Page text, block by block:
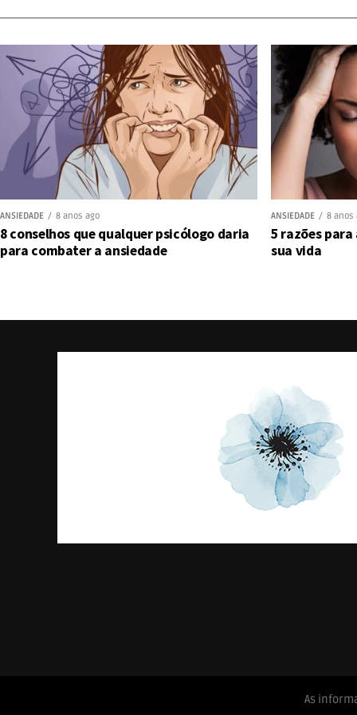
ANSIEDADE 8 anos ago
8 conselhos que qualquer psicólogo daria
para combater a ansiedade
ANSIEDADE 8 anos
5 razões
sua vida
As